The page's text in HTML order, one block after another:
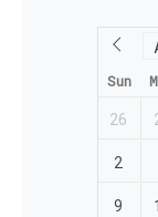
Sun
26
2
9